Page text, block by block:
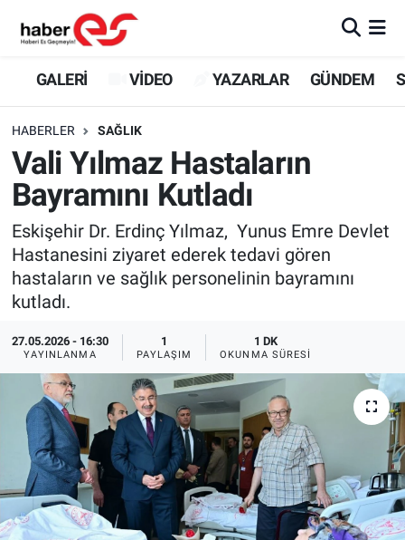
GALERİ VİDEO YAZARLAR GÜNDEM
HABERLER SAĞLIK
Vali Yılmaz Hastaların
Bayramını Kutladı
Eskişehir Dr. Erdinç Yılmaz, Yunus Emre Devlet
Hastanesini ziyaret ederek tedavi gören
hastaların ve sağlık personelinin bayramını
kutladı.
27.05.2026 - 16:30
YAYINLANMA
1
PAYLAŞIM
1 DK
OKUNMA SÜRESI
GALERİ
YAZARLAR
GÜNDEM
SİYASET
TEKNOLOJİ
EKONOMİ
SPOR
ASAYİŞ
Eskişehir Nöbetçi Eczaneler
Eskişehir Trafik Yoğunluk Haritası
Süper Lig Puan Durumu ve Fikstür
Tüm Manşetler
Son Dakika Haberleri
Haber Arşivi